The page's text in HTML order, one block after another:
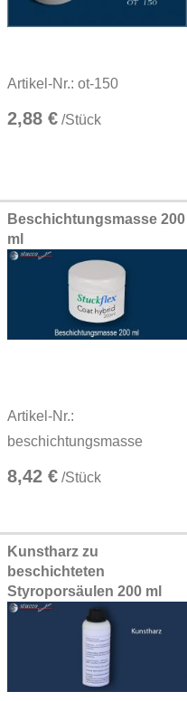
Artikel-Nr.: ot-150
2,88 € /Stück
Beschichtungsmasse 200
ml
Artikel-Nr.:
beschichtungsmasse
8,42 € /Stück
Kunstharz zu
beschichteten
Styroporsäulen 200 ml